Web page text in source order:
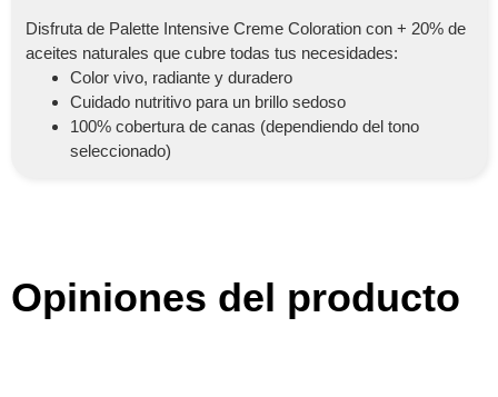
Disfruta de Palette Intensive Creme Coloration con + 20% de
aceites naturales que cubre todas tus necesidades:
Color vivo, radiante y duradero
Cuidado nutritivo para un brillo sedoso
100% cobertura de canas (dependiendo del tono
seleccionado)
Opiniones del producto